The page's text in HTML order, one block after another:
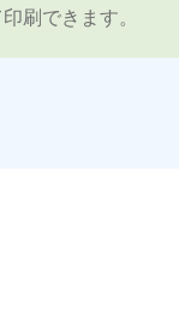
刷できます。